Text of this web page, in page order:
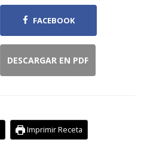
FACEBOOK
DESCARGAR EN PDF
Imprimir Receta